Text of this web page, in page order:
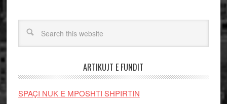
ARTIKUJT E FUNDIT
SPAÇI NUK E MPOSHTI SHPIRTIN